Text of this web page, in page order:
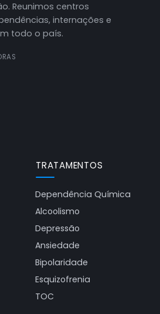
Reunimos centros
internações e
todo o país.
TRATAMENTOS
Dependência Química
Alcoolismo
Depressão
Ansiedade
Bipolaridade
Esquizofrenia
TOC